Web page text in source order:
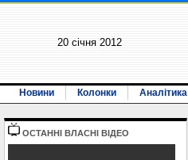
20 січня 2012
Новини Колонки Аналітика
ОСТАННI ВЛАСНI ВIДЕО